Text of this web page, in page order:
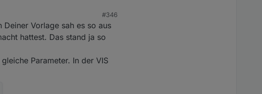
stehen sollte?
#346
Vorlage sah es so aus
hattest. Das stand ja so
Parameter. In der VIS